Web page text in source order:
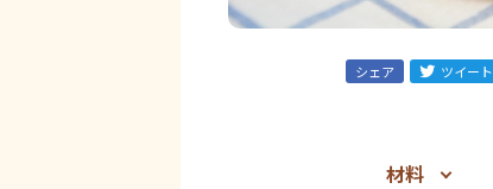
シェア ツイート
材料